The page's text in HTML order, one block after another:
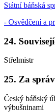
Státní báňská
- Osvědčení a
24.
Střelmistr
25. Za
Český báňský
výbušninami